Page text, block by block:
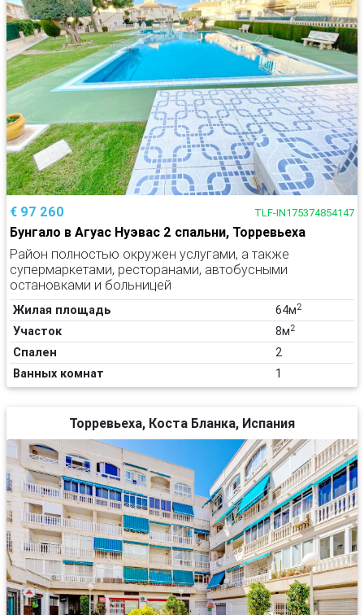
€ 97 260 TLF-IN175374854147
Бунгало в Агуас Нуэвас 2 спальни, Торревьеха
Район полностью окружен услугами, а также
супермаркетами, ресторанами, автобусными
остановками и больницей
Жилая площадь 64м2
Участок 8м2
Спален
2
Ванных комнат
1
Торревьеха, Коста Бланка, Испания